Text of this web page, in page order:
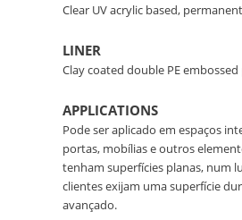
Clear UV acrylic based,
LINER
Clay coated double PE
APPLICATIONS
Pode ser aplicado em espaços
portas, mobílias e outros
tenham superfícies planas, num
clientes exijam uma superfície
avançado.